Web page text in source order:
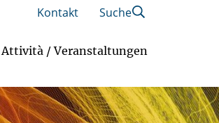
Attività / Veranstaltungen
Kontakt Suche